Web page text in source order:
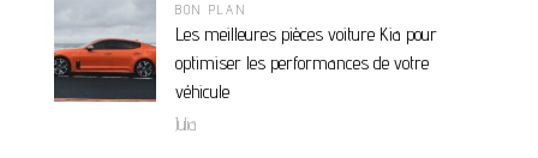
BON PLAN
Les meilleures pièces voiture Kia pour
optimiser les performances de votre
véhicule
Julia